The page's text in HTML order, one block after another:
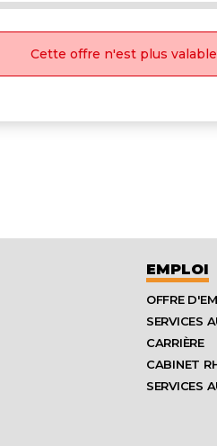
Cette offre n'est plus
EMPLOI
OFFRE
SERVICES
CARRIÈRE
CABINET
SERVICES